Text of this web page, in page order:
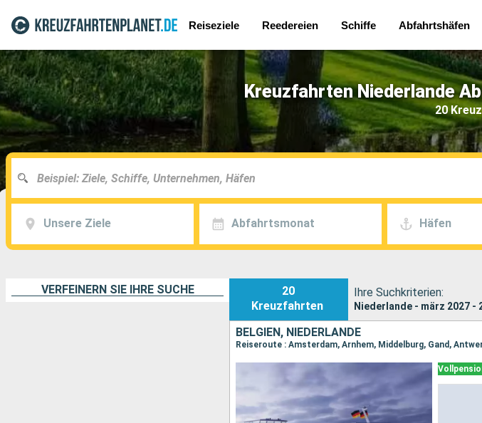
Reiseziele Reedereien Schiffe Abfahrtshäfen
Kreuzfahrten Niederlande
20
Unsere Ziele Abfahrtsmonat Häfen
VERFEINERN SIE IHRE SUCHE
20
Kreuzfahrten
Ihre Suchkriterien:
Niederlande - märz 2027 -
BELGIEN, NIEDERLANDE
Reiseroute : Amsterdam, Arnhem, Middelburg, Gand,